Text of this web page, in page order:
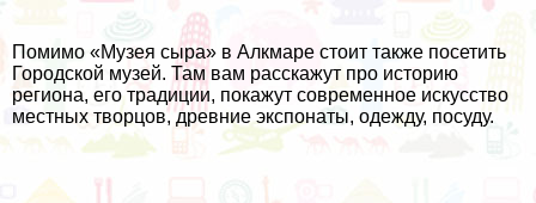
Помимо «Музея сыра» в Алкмаре стоит также посетить
Городской музей. Там вам расскажут про историю
региона, его традиции, покажут современное искусство
местных творцов, древние экспонаты, одежду, посуду.